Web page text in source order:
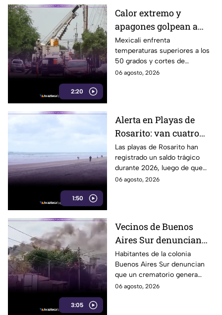
2:20
Calor extremo y
apagones golpean a
Mexicali; cachanillas
enfrentan riesgos por
falta de electricidad
Mexicali enfrenta
temperaturas superiores a los
50 grados y cortes de
electricidad que generan
06 agosto, 2026
1:50
Alerta en Playas de
Rosarito: van cuatro
ahogados en playas en
lo que va del año
Las playas de Rosarito han
registrado un saldo trágico
durante 2026, luego de que
cuatro personas perdieran la
06 agosto, 2026
3:05
Vecinos de Buenos
Aires Sur denuncian
humo y fuertes olores
de crematorio que
entran a sus casas
Habitantes de la colonia
Buenos Aires Sur denuncian
que un crematorio genera
humo y fuertes olores que
06 agosto, 2026